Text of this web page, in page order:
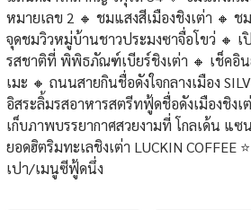
หมายเลข 2 🔸 ชมแสงสีเมืองชิงเต่า 🔸
จุดชมวิวหมู่บ้านชาวประมงซาจื่อโขว่ 🔸
รสชาติที่ พิพิธภัณฑ์เบียร์ชิงเต่า 🔸 เช็คอิ
เมะ 🔸 ถนนสายกินชื่อดังใจกลางเมือง
อิสระลิ้มรสอาหารสตรีทฟู้ดชื่อดังเมืองชิง
เก็บภาพบรรยากาศสวยงามที่ โกลเด้น แซ
ยอดฮิตริมทะเลชิงเต่า LUCKIN COFFEE
เปา/เมนูซีฟู้ดนึ่ง